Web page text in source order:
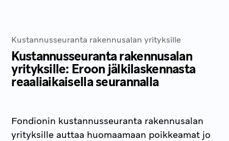
Kustannusseuranta rakennusalan yrityksille
Kustannusseuranta rakennusalan
yrityksille: Eroon jälkilaskennasta
reaaliaikaisella seurannalla
Fondionin kustannusseuranta rakennusalan
yrityksille auttaa huomaamaan poikkeamat jo